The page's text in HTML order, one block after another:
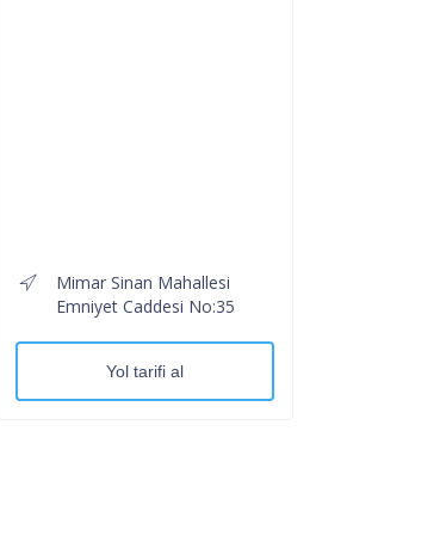
Mimar Sinan Mahallesi
Emniyet Caddesi No:35
Yol tarifi al